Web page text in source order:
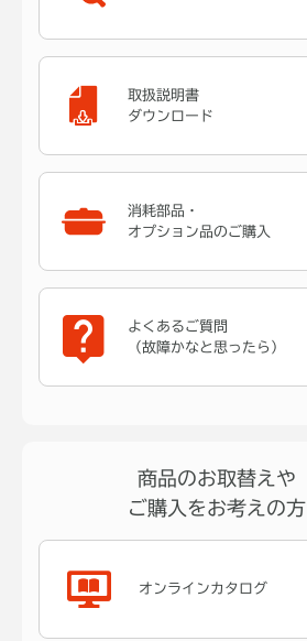
取扱説明書
ダウンロード
消耗部品・
オプション品のご購入
よくあるご質問
（故障かなと思ったら）
商品のお取替えや
ご購入をお考えの方
オンラインカタログ